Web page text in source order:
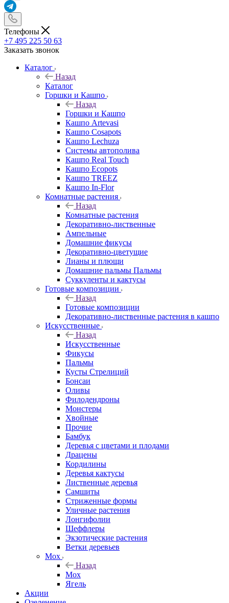
Телефоны
+7 495 225 50 63
Заказать звонок
Каталог
Назад
Каталог
Горшки и Кашпо
Назад
Горшки и Кашпо
Кашпо Artevasi
Кашпо Cosapots
Кашпо Lechuza
Системы автополива
Кашпо Real Touch
Кашпо Ecopots
Кашпо TREEZ
Кашпо In-Flor
Комнатные растения
Назад
Комнатные растения
Декоративно-лиственные
Ампельные
Домашние фикусы
Декоративно-цветущие
Лианы и плющи
Домашние пальмы Пальмы
Суккуленты и кактусы
Готовые композиции
Назад
Готовые композиции
Декоративно-лиственные растения в кашпо
Искусственные
Назад
Искусственные
Фикусы
Пальмы
Кусты Стрелиций
Бонсаи
Оливы
Филодендроны
Монстеры
Хвойные
Прочие
Бамбук
Деревья с цветами и плодами
Драцены
Кордилины
Деревья кактусы
Лиственные деревья
Самшиты
Стриженные формы
Уличные растения
Лонгифолии
Шеффлеры
Экзотические растения
Ветки деревьев
Мох
Назад
Мох
Ягель
Акции